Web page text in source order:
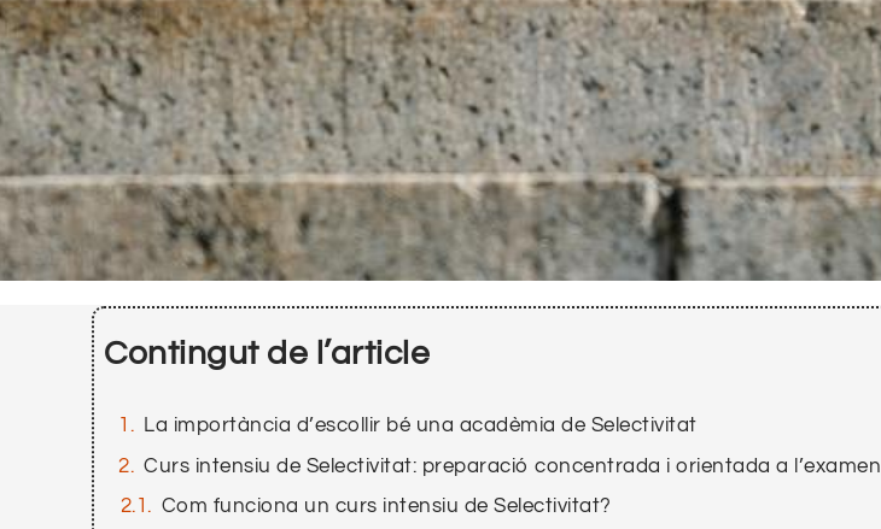
Contingut de l’article
La importància d’escollir bé una acadèmia de Selectivitat
Curs intensiu de Selectivitat: preparació concentrada i orientada a l’examen
Com funciona un curs intensiu de Selectivitat?